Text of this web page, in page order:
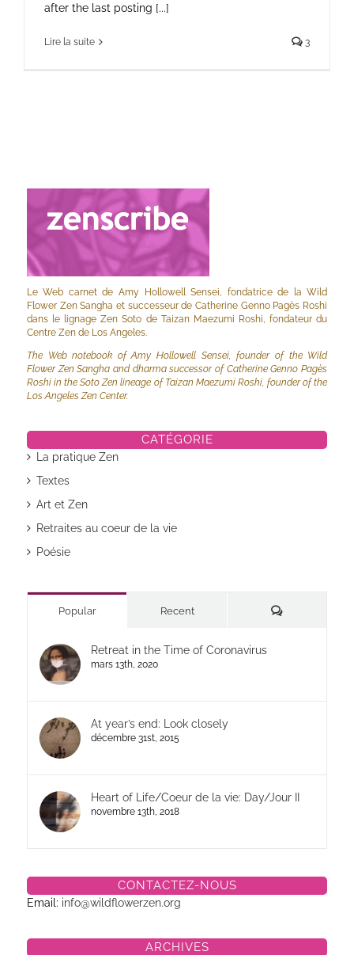
after the last posting [...]
Lire la suite 3
Le Web carnet de Amy Hollowell Sensei, fondatrice de la Wild
Flower Zen Sangha et successeur de Catherine Genno Pagès Roshi
dans le lignage Zen Soto de Taizan Maezumi Roshi, fondateur du
Centre Zen de Los Angeles.
The Web notebook of Amy Hollowell Sensei, founder of the Wild
Flower Zen Sangha and dharma successor of Catherine Genno Pagès
Roshi in the Soto Zen lineage of Taizan Maezumi Roshi, founder of the
Los Angeles Zen Center.
CATÉGORIE
La pratique Zen
Textes
Art et Zen
Retraites au coeur de la vie
Poésie
Popular Recent Commentaires
Retreat in the Time of Coronavirus
mars 13th, 2020
At year’s end: Look closely
décembre 31st, 2015
Heart of Life/Coeur de la vie: Day/Jour II
novembre 13th, 2018
CONTACTEZ-NOUS
Email: info@wildflowerzen.org
ARCHIVES